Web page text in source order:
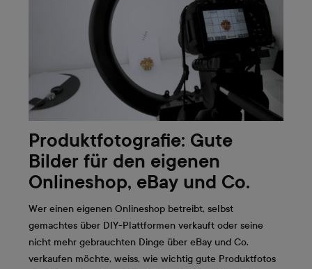
Produktfotografie: Gute
Bilder für den eigenen
Onlineshop, eBay und Co.
Wer einen eigenen Onlineshop betreibt, selbst
gemachtes über DIY-Plattformen verkauft oder seine
nicht mehr gebrauchten Dinge über eBay und Co.
verkaufen möchte, weiss, wie wichtig gute Produktfotos